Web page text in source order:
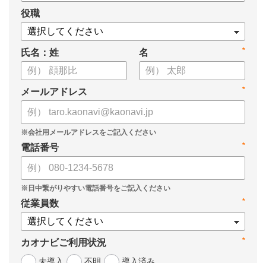
らの人事業務を効率化してみませんか？
【資料の内容】
・人事担当者に聞いた「生成AI活用に関する実態調査」
・生成AI利用における注意点やルール
・今日から使えるプロンプト集（人事評価、エンゲージメント業
務）
役職
氏名：姓 *
名
*
メールアドレス
*
電話番号
*
従業員数
*
カオナビご利用状況
未導入
不明 導入済み